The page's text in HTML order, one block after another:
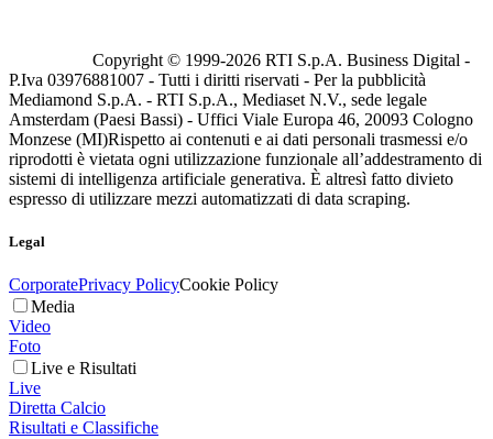
Copyright © 1999-2026 RTI S.p.A. Business Digital -
P.Iva 03976881007 - Tutti i diritti riservati - Per la pubblicità
Mediamond S.p.A. - RTI S.p.A., Mediaset N.V., sede legale
Amsterdam (Paesi Bassi) - Uffici Viale Europa 46, 20093 Cologno
Monzese (MI)Rispetto ai contenuti e ai dati personali trasmessi e/o
riprodotti è vietata ogni utilizzazione funzionale all’addestramento di
sistemi di intelligenza artificiale generativa. È altresì fatto divieto
espresso di utilizzare mezzi automatizzati di data scraping.
Legal
CorporatePrivacy PolicyCookie Policy
Media
Video
Foto
Live e Risultati
Live
Diretta Calcio
Risultati e Classifiche